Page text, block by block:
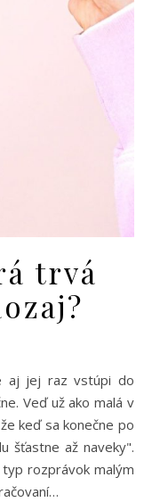
trvá
Veď už ako malá v
keď sa konečne po
šťastne až naveky".
rozprávok malým